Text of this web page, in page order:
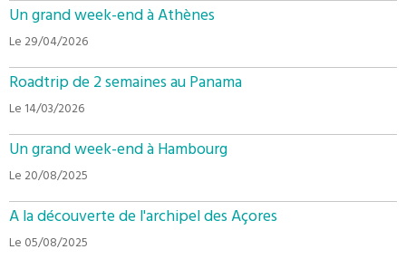
Un grand week-end à Athènes
Le 29/04/2026
Roadtrip de 2 semaines au Panama
Le 14/03/2026
Un grand week-end à Hambourg
Le 20/08/2025
A la découverte de l'archipel des Açores
Le 05/08/2025